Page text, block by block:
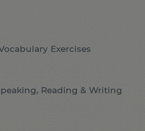
Exercises
Reading & Writing